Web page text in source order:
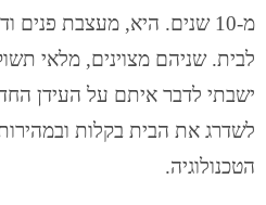
מ-10 שנים. היא, מעצבת פנים
לבית. שניהם מצוינים, מלאי
ישבתי לדבר איתם על העידן
לשדרג את הבית בקלות
הטכנולוגיה.